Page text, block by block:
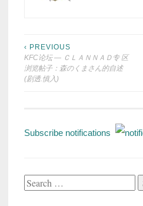
Post
navigation
‹ PREVIOUS
KFC论坛 — ＣＬＡＮＮＡＤ专 区
浏览帖子：森のくまさん的自述
(剧透.慎入)
Subscribe notifications
Search